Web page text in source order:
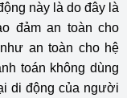
này là do đây là
đảm an toàn cho
an toàn cho hệ
toán không dùng
di động của người